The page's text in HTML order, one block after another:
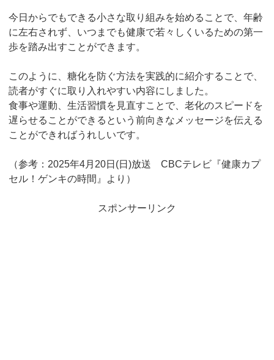
今日からでもできる小さな取り組みを始めることで、年齢
に左右されず、いつまでも健康で若々しくいるための第一
歩を踏み出すことができます。
このように、糖化を防ぐ方法を実践的に紹介することで、
読者がすぐに取り入れやすい内容にしました。
食事や運動、生活習慣を見直すことで、老化のスピードを
遅らせることができるという前向きなメッセージを伝える
ことができればうれしいです。
（参考：2025年4月20日(日)放送 CBCテレビ『健康カプ
セル！ゲンキの時間』より）
スポンサーリンク